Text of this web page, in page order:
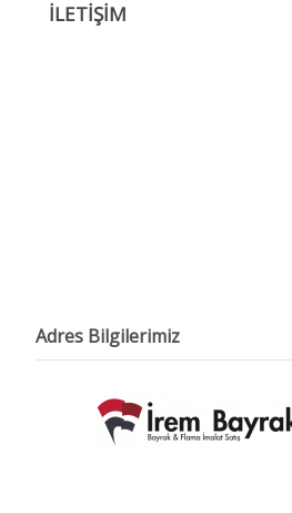
İLETIŞIM
Adres Bilgilerimiz